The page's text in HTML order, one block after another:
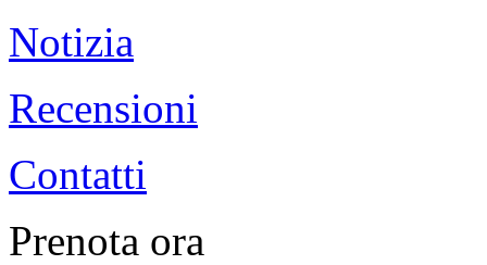
Notizia
Recensioni
Contatti
Prenota ora